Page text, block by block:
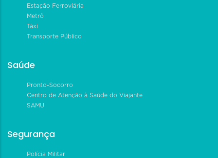
Estação Ferroviária
Metrô
Táxi
Transporte Público
Saúde
Pronto-Socorro
Centro de Atenção à Saúde do Viajante
SAMU
Segurança
Polícia Militar